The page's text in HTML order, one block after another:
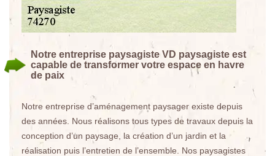
Notre entreprise paysagiste VD paysagiste est
capable de transformer votre espace en havre
de paix
Notre entreprise d’aménagement paysager existe depuis
des années. Nous réalisons tous types de travaux depuis la
conception d’un paysage, la création d’un jardin et la
réalisation puis l’entretien de l’ensemble. Nos paysagistes